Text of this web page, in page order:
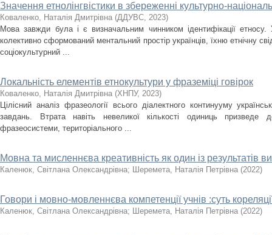
Значення етнолінгвістики в збереженні культурно-
Коваленко, Наталія Дмитрівна (ДДУВС, 2023)
Мова завжди була і є визначальним чинником ідентифікації
колективно сформований ментальний простір українців, їхню етнічну
соціокультурний ...
Локальність елементів етнокультури у фраземіці говірок
Коваленко, Наталія Дмитрівна (ХНПУ, 2023)
Цілісний аналіз фразеології всього діалектного континууму
завдань. Втрата навіть невеликої кількості одиниць призведе
фразеосистеми, територіального ...
Мовна та мисленнєва креативність як один із результатів
Каленюк, Світлана Олександрівна; Шеремета, Наталія Петрівна (2022)
Говори і мовно-мовленнєва компетенції учнів :суть
Каленюк, Світлана Олександрівна; Шеремета, Наталія Петрівна (2022)